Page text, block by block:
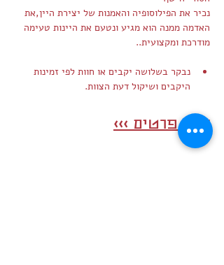
נכיר את הפילוסופיה והאמנות של יצירת היין,את
האדמה ממנה הוא מגיע ונטעם את היינות טעימה
מודרכת ומקצועית..
נבקר בשלושה יקבים או חוות לפי זמינות
היקבים ושיקול דעת הצוות.
לעוד פרטים >>>